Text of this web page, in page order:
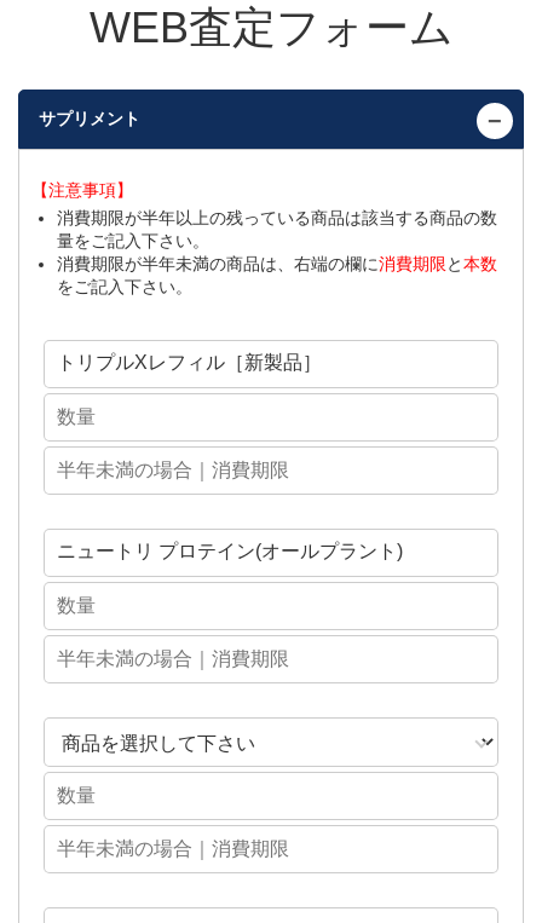
WEB査定フォーム
サプリメント
【注意事項】
消費期限が半年以上の残っている商品は該当する商品の数
量をご記入下さい。
消費期限が半年未満の商品は、右端の欄に消費期限と本数
をご記入下さい。